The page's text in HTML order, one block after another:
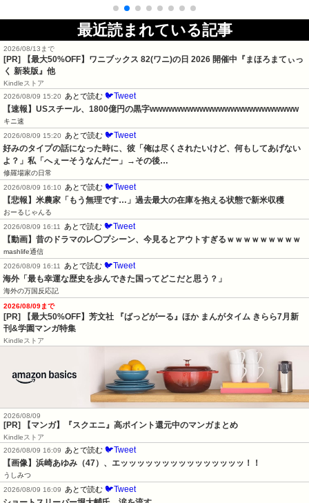
最近読まれている記事
2026/08/13まで
[PR]
【最大50%OFF】ワニブックス 82(ワニ)の日 2026 開催中『まほろまてぃっ
く 新装版』他
Kindleストア
2026/08/09 15:20
あとで読む 🐦Tweet
【速報】USスチール、1800億円の黒字wwwwwwwwwwwwwwwwwwwwwwww
キニ速
2026/08/09 15:20
あとで読む 🐦Tweet
好みのタイプの話になった時に、彼「俺は尽くされたいけど、何もしてあげない
よ？」私「へぇーそうなんだー」→その後…
修羅場家の日常
2026/08/09 16:10
あとで読む 🐦Tweet
【悲報】米農家「もう無理です…」過去最大の在庫を抱える状態で新米収穫
おーるじゃんる
2026/08/09 16:11
あとで読む 🐦Tweet
【動画】昔のドラマのレ◯プシーン、今見るとアウトすぎるｗｗｗｗｗｗｗｗｗ
mashlife通信
2026/08/09 16:11
あとで読む 🐦Tweet
海外「最も幸運な歴史を歩んできた国ってどこだと思う？」
海外の万国反応記
2026/08/09まで
[PR] 【最大50%OFF】芳文社 『ばっどがーる』ほか まんがタイム きらら7月新
刊&学園マンガ特集
Kindleストア
2026/08/09
[PR] 【マンガ】『スクエニ』高ポイント還元中のマンガまとめ
Kindleストア
2026/08/09 16:09
あとで読む 🐦Tweet
【画像】浜崎あゆみ（47）、エッッッッッッッッッッッッッッッ！！
うしみつ
2026/08/09 16:09
あとで読む 🐦Tweet